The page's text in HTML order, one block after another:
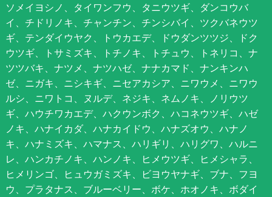
ソメイヨシノ、タイワンフウ、タニウツギ、ダンコウバ
イ、チドリノキ、チャンチン、チンシバイ、ツクバネウツ
ギ、テンダイウヤク、トウカエデ、ドウダンツツジ、ドク
ウツギ、トサミズキ、トチノキ、トチュウ、トネリコ、ナ
ツツバキ、ナツメ、ナツハゼ、ナナカマド、ナンキンハ
ゼ、ニガキ、ニシキギ、ニセアカシア、ニワウメ、ニワウ
ルシ、ニワトコ、ヌルデ、ネジキ、ネムノキ、ノリウツ
ギ、ハウチワカエデ、ハクウンボク、ハコネウツギ、ハゼ
ノキ、ハナイカダ、ハナカイドウ、ハナズオウ、ハナノ
キ、ハナミズキ、ハマナス、ハリギリ、ハリグワ、ハルニ
レ、ハンカチノキ、ハンノキ、ヒメウツギ、ヒメシャラ、
ヒメリンゴ、ヒュウガミズキ、ビヨウヤナギ、ブナ、フヨ
ウ、プラタナス、ブルーベリー、ボケ、ホオノキ、ボダイ